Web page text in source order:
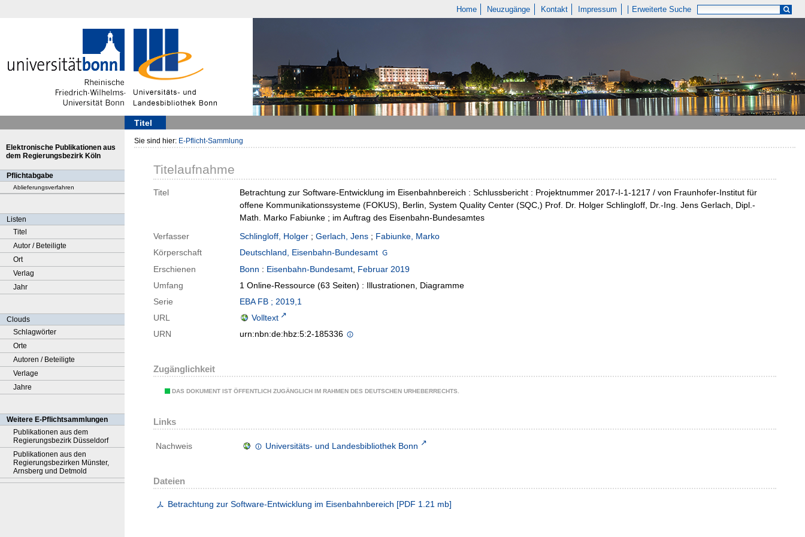
Home Neuzugänge Kontakt Impressum Erweiterte Suche
Titel
Elektronische Publikationen aus
dem Regierungsbezirk Köln
Pflichtabgabe
Ablieferungsverfahren
Listen
Titel
Autor / Beteiligte
Ort
Verlag
Jahr
Clouds
Schlagwörter
Orte
Autoren / Beteiligte
Verlage
Jahre
Weitere E-Pflichtsammlungen
Publikationen aus dem
Regierungsbezirk Düsseldorf
Publikationen aus den
Regierungsbezirken Münster,
Arnsberg und Detmold
Sie sind hier: E-Pflicht-Sammlung
Titelaufnahme
Titel
Betrachtung zur Software-Entwicklung im Eisenbahnbereich : Schlussbericht : Projektnummer 2017-I-1-1217 / von Fraunhofer-Institut für
offene Kommunikationssysteme (FOKUS), Berlin, System Quality Center (SQC,) Prof. Dr. Holger Schlingloff, Dr.-Ing. Jens Gerlach, Dipl.-
Math. Marko Fabiunke ; im Auftrag des Eisenbahn-Bundesamtes
Verfasser
Schlingloff, Holger ; Gerlach, Jens ; Fabiunke, Marko
Körperschaft
Deutschland, Eisenbahn-Bundesamt
Erschienen
Bonn : Eisenbahn-Bundesamt, Februar 2019
Umfang
1 Online-Ressource (63 Seiten) : Illustrationen, Diagramme
Serie
EBA FB ; 2019,1
URL
Volltext
URN
urn:nbn:de:hbz:5:2-185336
Zugänglichkeit
DAS DOKUMENT IST ÖFFENTLICH ZUGÄNGLICH IM RAHMEN DES DEUTSCHEN URHEBERRECHTS.
Links
Nachweis Universitäts- und Landesbibliothek Bonn
Dateien
Betrachtung zur Software-Entwicklung im Eisenbahnbereich [PDF 1.21 mb]